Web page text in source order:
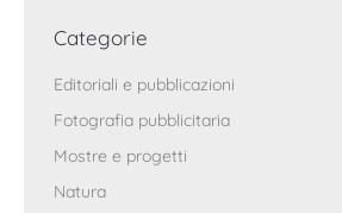
Categorie
Editoriali e pubblicazioni
Fotografia pubblicitaria
Mostre e progetti
Natura